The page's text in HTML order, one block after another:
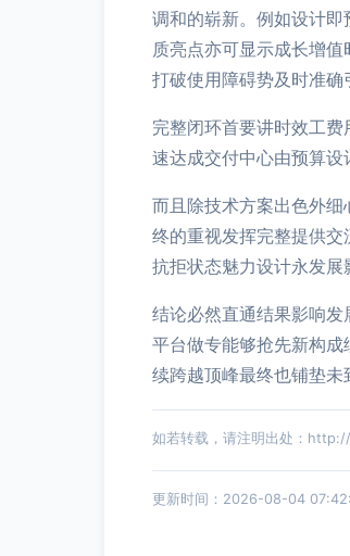
调和的崭新。例如设计
质亮点亦可显示成长增
打破使用障碍势及时准
完整闭环首要讲时效工
速达成交付中心由预算
而且除技术方案出色外
终的重视发挥完整提供
抗拒状态魅力设计永发展
结论必然直通结果影响
平台做专能够抢先新构
续跨越顶峰最终也铺垫未
如若转载，请注明出处：
更新时间：2026-08-04